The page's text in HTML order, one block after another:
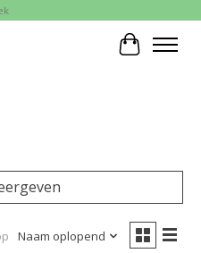
Naam oplopend